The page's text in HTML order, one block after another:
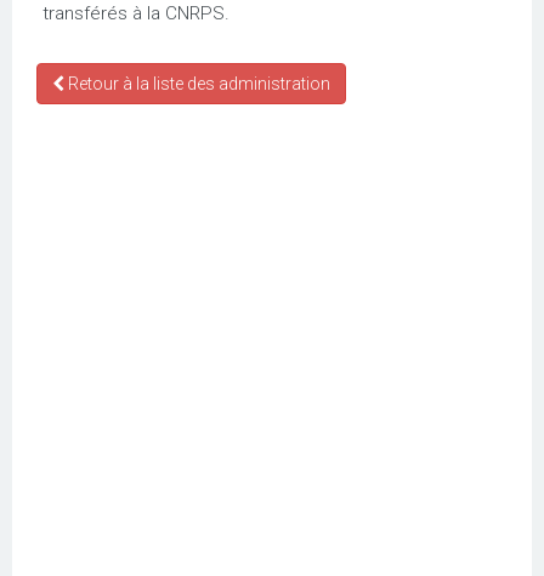
transférés à la CNRPS.
Retour à la liste des administration